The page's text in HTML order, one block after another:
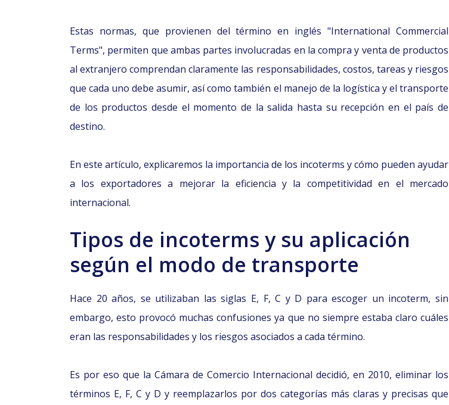
Estas normas, que provienen del término en inglés "International Commercial
Terms", permiten que ambas partes involucradas en la compra y venta de productos
al extranjero comprendan claramente las responsabilidades, costos, tareas y riesgos
que cada uno debe asumir, así como también el manejo de la logística y el transporte
de los productos desde el momento de la salida hasta su recepción en el país de
destino.
En este artículo, explicaremos la importancia de los incoterms y cómo pueden ayudar
a los exportadores a mejorar la eficiencia y la competitividad en el mercado
internacional.
Tipos de incoterms y su aplicación
según el modo de transporte
Hace 20 años, se utilizaban las siglas E, F, C y D para escoger un incoterm, sin
embargo, esto provocó muchas confusiones ya que no siempre estaba claro cuáles
eran las responsabilidades y los riesgos asociados a cada término.
Es por eso que la Cámara de Comercio Internacional decidió, en 2010, eliminar los
términos E, F, C y D y reemplazarlos por dos categorías más claras y precisas que